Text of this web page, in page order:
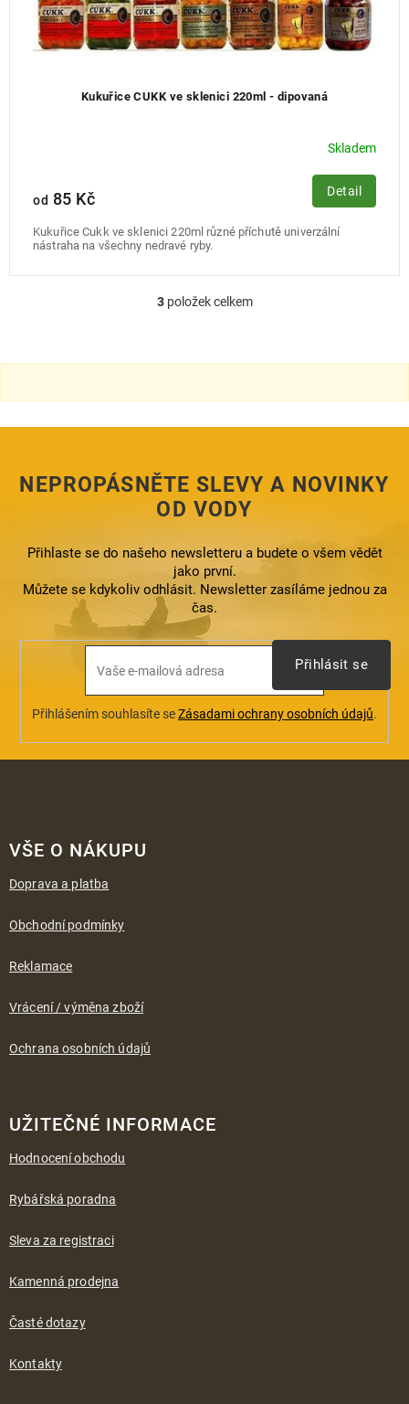
Kukuřice CUKK ve sklenici 220ml - dipovaná
Skladem
od 85 Kč Detail
Kukuřice Cukk ve sklenici 220ml různé příchutě univerzální
nástraha na všechny nedravé ryby.
O
á
a
í
v
k
y
ý
p
i
s
u
3položek celkem
NEPROPÁSNĚTE SLEVY A NOVINKY
OD VODY
Přihlaste se do našeho newsletteru a budete o všem vědět
jako první.
Můžete se kdykoliv odhlásit. Newsletter zasíláme jednou za
čas.
Přihlášením souhlasíte seZásadami ochrany osobních údajů.
Přihlásit se
VŠE O NÁKUPU
Doprava a platba
Obchodní podmínky
Reklamace
Vrácení / výměna zboží
Ochrana osobních údajů
UŽITEČNÉ INFORMACE
Hodnocení obchodu
Rybářská poradna
Sleva za registraci
Kamenná prodejna
Časté dotazy
Kontakty